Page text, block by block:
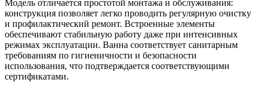
Модель отличается простотой монтажа и обслуживания:
конструкция позволяет легко проводить регулярную очистку
и профилактический ремонт. Встроенные элементы
обеспечивают стабильную работу даже при интенсивных
режимах эксплуатации. Ванна соответствует санитарным
требованиям по гигиеничности и безопасности
использования, что подтверждается соответствующими
сертификатами.